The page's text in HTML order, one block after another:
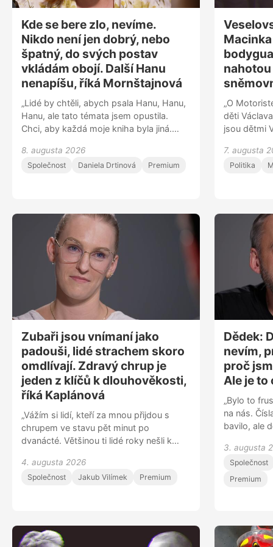
Kde se bere zlo, nevíme.
Nikdo není jen dobrý, nebo
špatný, do svých postav
vkládám obojí. Další Hanu
nenapíšu, říká Mornštajnová
„Lidé by chtěli, abych psala Hanu, Hanu,
Hanu, ale tato témata jsem opustila.
Chci, aby každá moje kniha byla jiná.
součástí jejich světa. Všechny moje
postavy mají společné to, že hledají
hranici milionu prodaných knih a
momentálně pracuje na dalším románu.
„Byla doba, kdy jsem si myslela, že
všichni lidé uvažují stejně jako já. I knihy
mi pomohly pochopit, že každý jsme
úplně jiný a každý máme svůj vlastní
svět. Vnímáme ho každý jinak a právě to
v knihách vidím. Nedokážu si bez nich
svůj život představit,“ dodává.
8. augusta 2026
Společnost Daniela Drtinová Premium
„O
děti
jsou dětmi
a
je,” říká
Zemanův
7. augusta
Politika
Zubaři jsou vnímaní jako
padouši, lidé strachem skoro
omdlívají. Zdravý chrup je
jeden z klíčů k dlouhověkosti,
říká Kaplánová
„Vážím si lidí, kteří za mnou přijdou s
chrupem ve stavu pět minut po
dvanácté. Většinou ti lidé roky nešli k
Leckdy strachem skoro až omdlévají,
klepou se i chlapi. Jsem ráda, když to
sníme čokoládu, máme to během 5-10
minut snědené, zatímco srkáním
4. augusta 2026
Společnost Jakub Vilímek Premium
Dědek:
nevím,
proč
Ale je
„Bylo to
na nás.
bavilo, ale
nepočítá,”
Dědek,
7 pádů a
nebyl. Lidé
3. augusta
Společnost
Premium